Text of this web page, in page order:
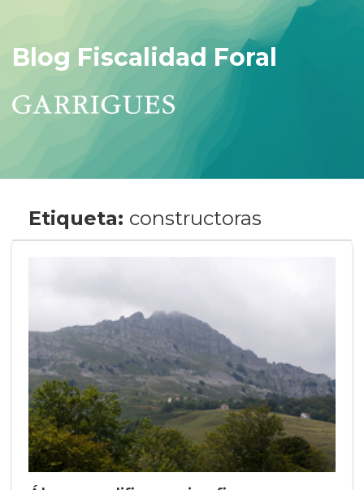
Blog Fiscalidad Foral
Etiqueta: constructoras